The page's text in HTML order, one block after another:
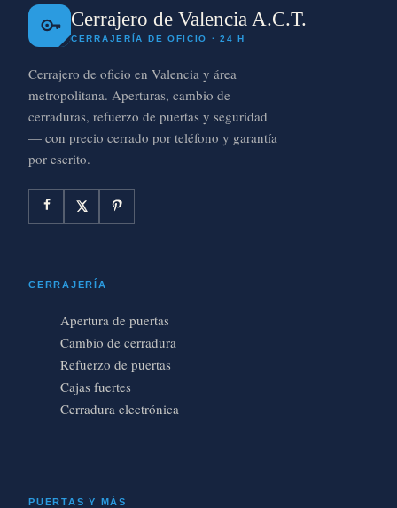
Cerrajero de Valencia A.C.T.
CERRAJERÍA DE OFICIO · 24 H
Cerrajero de oficio en Valencia y área
metropolitana. Aperturas, cambio de
cerraduras, refuerzo de puertas y seguridad
— con precio cerrado por teléfono y garantía
por escrito.
CERRAJERÍA
Apertura de puertas
Cambio de cerradura
Refuerzo de puertas
Cajas fuertes
Cerradura electrónica
PUERTAS Y MÁS